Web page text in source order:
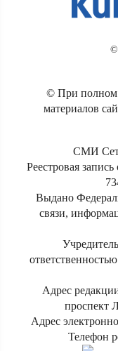
©
© При полном
материалов
СМИ
Реестровая
Выдано
связи,
Адрес
проспект
Адрес
Телефон